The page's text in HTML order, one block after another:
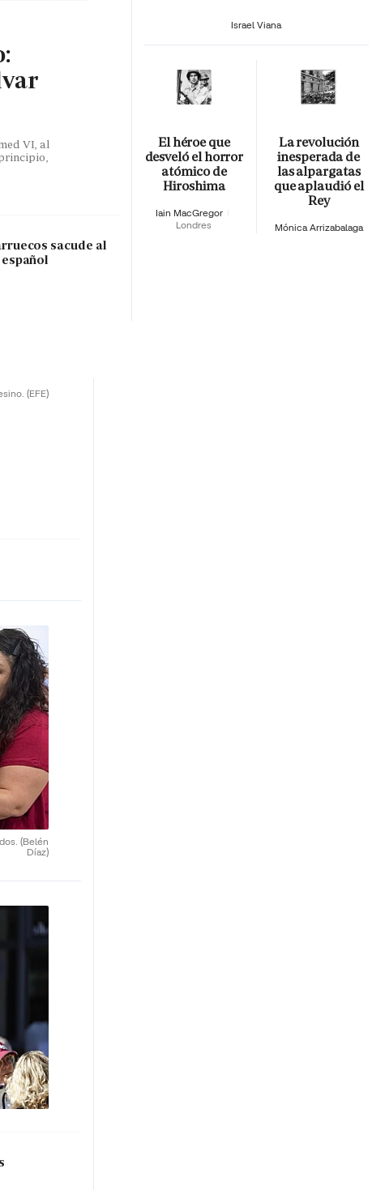
VI, al
sacude al
Israel Viana
El héroe que
desveló el horror
atómico de
Hiroshima
Iain MacGregor
Londres
La revolución
inesperada de
las alpargatas
que aplaudió el
Rey
Mónica Arrizabalaga
(EFE)
(Belén
Díaz)